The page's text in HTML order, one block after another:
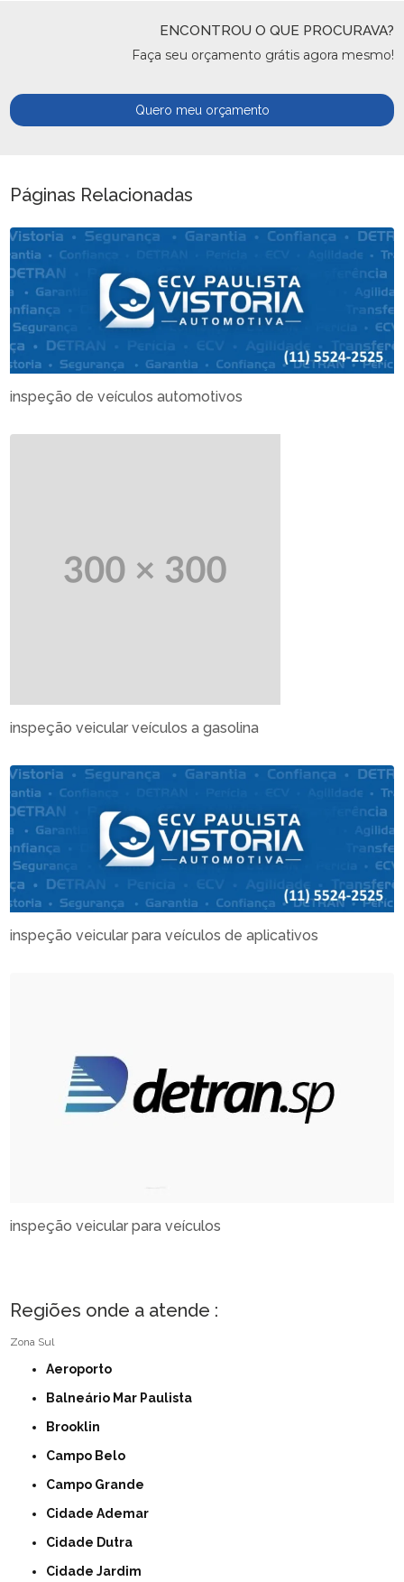
ENCONTROU O QUE PROCURAVA?
Faça seu orçamento grátis agora mesmo!
Quero meu orçamento
Páginas Relacionadas
inspeção de veículos automotivos
inspeção veicular veículos a gasolina
inspeção veicular para veículos de aplicativos
inspeção veicular para veículos
Regiões onde a atende :
Zona Sul
Aeroporto
Balneário Mar Paulista
Brooklin
Campo Belo
Campo Grande
Cidade Ademar
Cidade Dutra
Cidade Jardim